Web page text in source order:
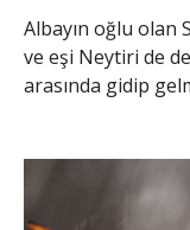
Albayın oğlu olan
ve eşi Neytiri de
arasında gidip